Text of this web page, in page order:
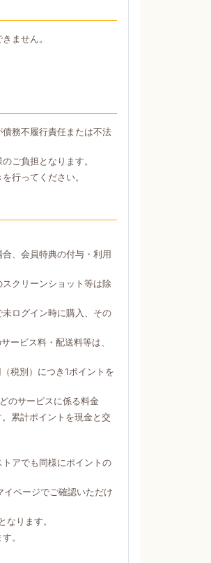
ません。
務不履行責任または不法
ご負担となります。
行ってください。
、会員特典の付与・利用
クリーンショット等は除
ログイン時に購入、その
ービス料・配送料等は、
税別）につき1ポイントを
のサービスに係る料金
累計ポイントを現金と交
アでも同様にポイントの
ページでご確認いただけ
ります。
。